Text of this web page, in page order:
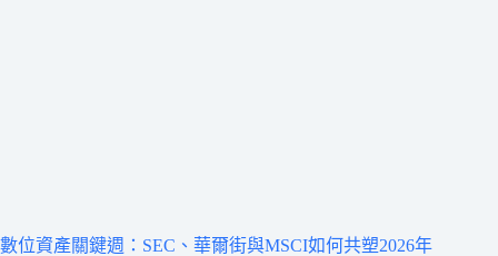
數位資產關鍵週：SEC、華爾街與MSCI如何共塑2026年